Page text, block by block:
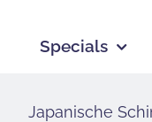
Specials
Japanische